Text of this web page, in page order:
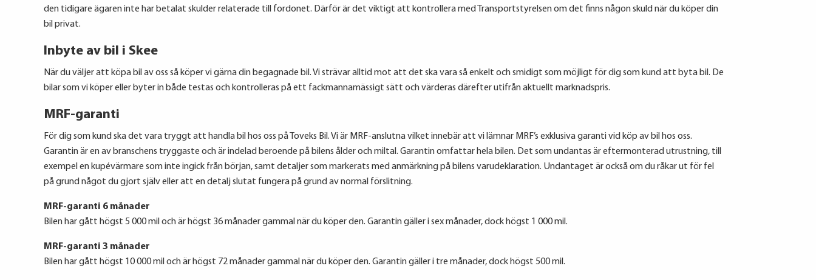
den tidigare ägaren inte har betalat skulder relaterade till fordonet. Därför är det viktigt att kontrollera med Transportstyrelsen om det finns någon skuld när du köper din
bil privat.
Inbyte av bil i Skee
När du väljer att köpa bil av oss så köper vi gärna din begagnade bil. Vi strävar alltid mot att det ska vara så enkelt och smidigt som möjligt för dig som kund att byta bil. De
bilar som vi köper eller byter in både testas och kontrolleras på ett fackmannamässigt sätt och värderas därefter utifrån aktuellt marknadspris.
MRF-garanti
För dig som kund ska det vara tryggt att handla bil hos oss på Toveks Bil. Vi är MRF-anslutna vilket innebär att vi lämnar MRF’s exklusiva garanti vid köp av bil hos oss.
Garantin är en av branschens tryggaste och är indelad beroende på bilens ålder och miltal. Garantin omfattar hela bilen. Det som undantas är eftermonterad utrustning, till
exempel en kupévärmare som inte ingick från början, samt detaljer som markerats med anmärkning på bilens varudeklaration. Undantaget är också om du råkar ut för fel
på grund något du gjort själv eller att en detalj slutat fungera på grund av normal förslitning.
MRF-garanti 6 månader
Bilen har gått högst 5 000 mil och är högst 36 månader gammal när du köper den. Garantin gäller i sex månader, dock högst 1 000 mil.
MRF-garanti 3 månader
Bilen har gått högst 10 000 mil och är högst 72 månader gammal när du köper den. Garantin gäller i tre månader, dock högst 500 mil.